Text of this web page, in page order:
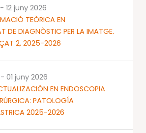
TEÒRICA EN
DE DIAGNÒSTIC PER LA IMATGE.
2, 2025-2026
- 12 juny 2026
EN ENDOSCOPIA
PATOLOGÍA
2025-2026
- 01 juny 2026